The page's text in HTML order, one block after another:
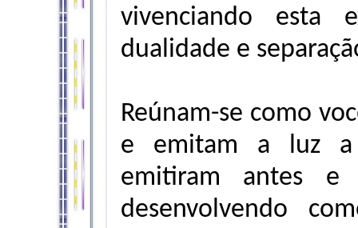
vivenciando esta
dualidade e
Reúnam-se como
e emitam a luz a
emitiram antes
desenvolvendo